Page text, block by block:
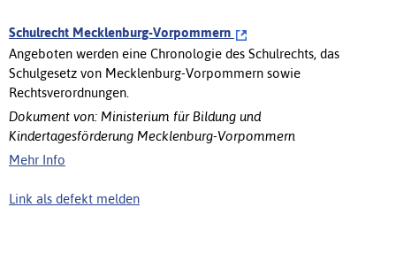
Schulrecht Mecklenburg-Vorpommern
Angeboten werden eine Chronologie des Schulrechts, das
Schulgesetz von Mecklenburg-Vorpommern sowie
Rechtsverordnungen.
Dokument von: Ministerium für Bildung und
Kindertagesförderung Mecklenburg-Vorpommern
Mehr Info
Link als defekt melden